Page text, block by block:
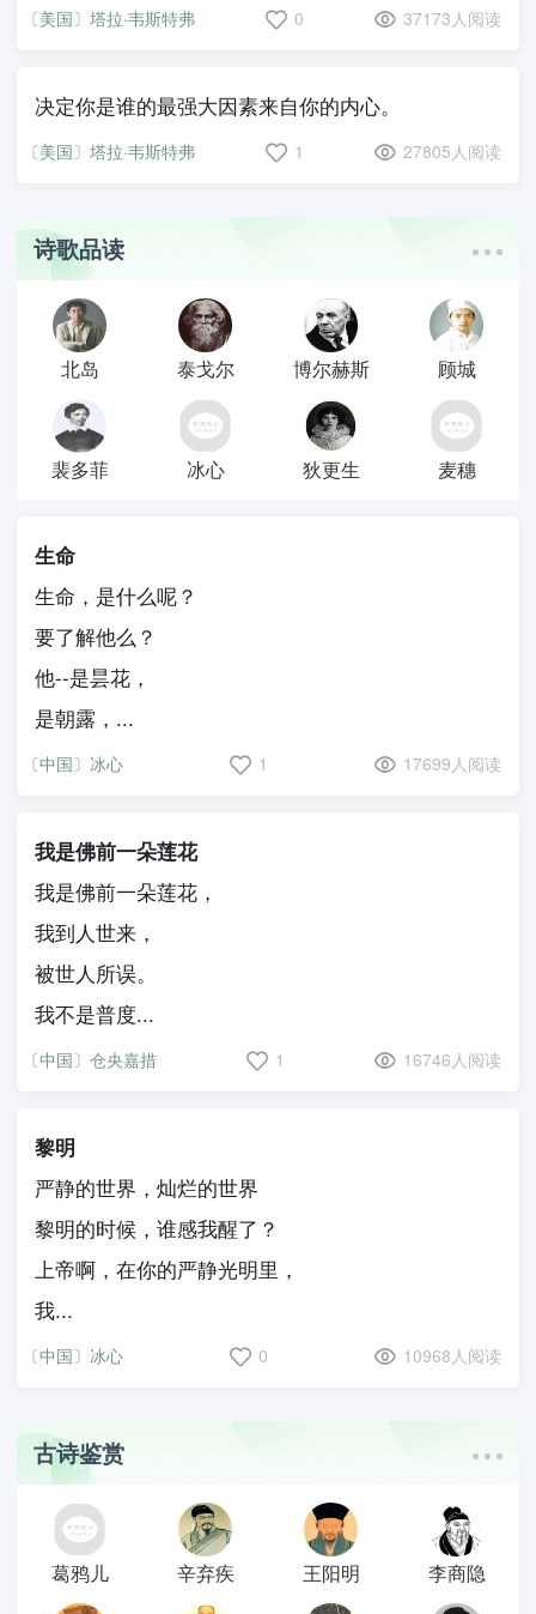
〔美国〕塔拉·韦斯特弗 0 37173人阅读
决定你是谁的最强大因素来自你的内心。
〔美国〕塔拉·韦斯特弗 1 27805人阅读
诗歌品读
北岛 泰戈尔 博尔赫斯 顾城
裴多菲 冰心 狄更生 麦穗
生命
生命，是什么呢？
要了解他么？
他--是昙花，
是朝露，...
〔中国〕冰心 1 17699人阅读
我是佛前一朵莲花
我是佛前一朵莲花，
我到人世来，
被世人所误。
我不是普度...
〔中国〕仓央嘉措 1 16746人阅读
黎明
严静的世界，灿烂的世界
黎明的时候，谁感我醒了？
上帝啊，在你的严静光明里，
我...
〔中国〕冰心 0 10968人阅读
古诗鉴赏
葛鸦儿 辛弃疾 王阳明 李商隐